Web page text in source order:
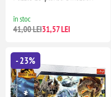
în stoc
41,00 LEI31,57 LEI
- 23%